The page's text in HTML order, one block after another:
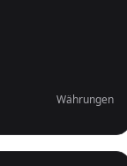
Währungen